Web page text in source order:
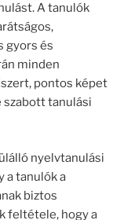
A tanulók
gyors és
minden
pontos képet
szabott tanulási
nyelvtanulási
a tanulók a
biztos
feltétele, hogy a